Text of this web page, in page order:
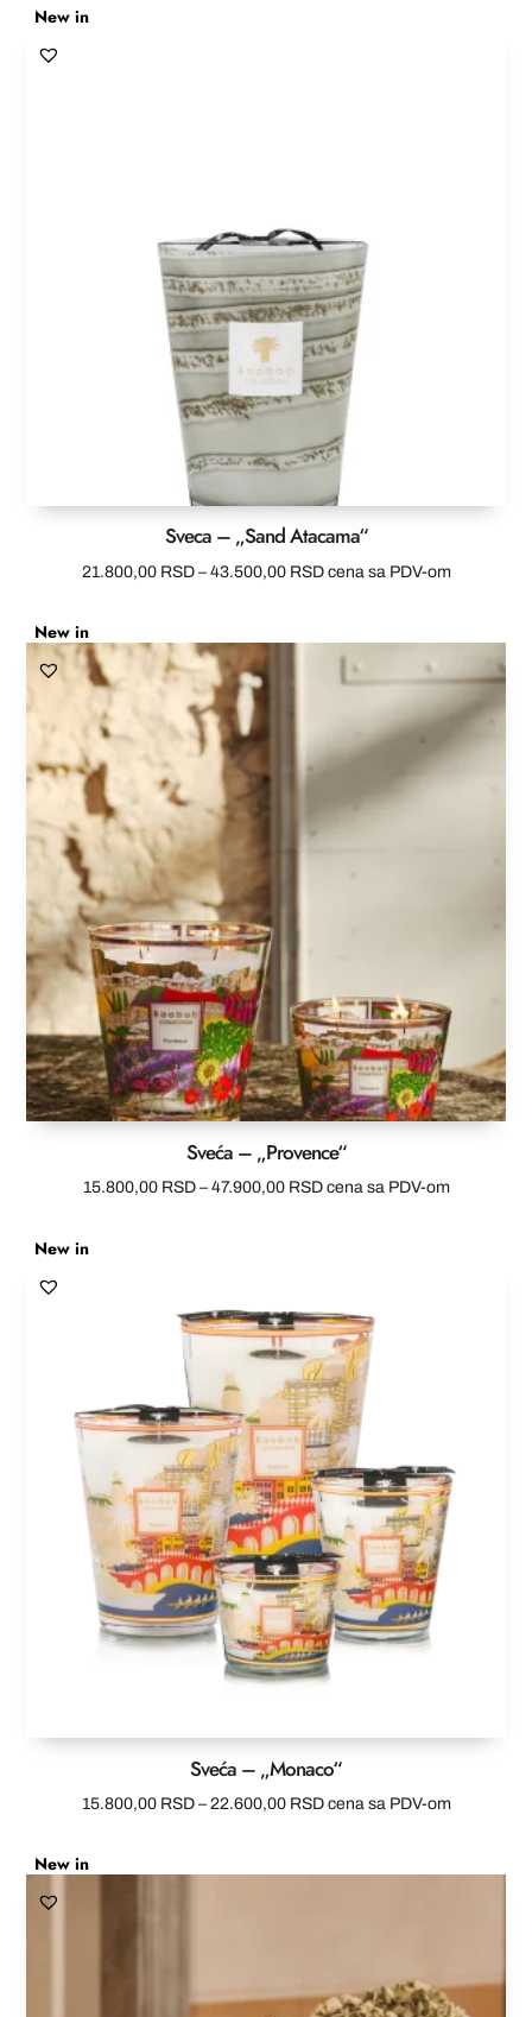
New in
Sveca – „Sand Atacama“
21.800,00 RSD – 43.500,00 RSDRaspon
21.800,00 RSD
43.500,00 RSD
cena sa PDV-om
New in
Sveća – „Provence“
15.800,00 RSD – 47.900,00 RSDRaspon
do
47.900,00 RSD
cena sa PDV-om
New in
Sveća – „Monaco“
15.800,00 RSD – 22.600,00 RSDRaspon
cena sa PDV-om
New in